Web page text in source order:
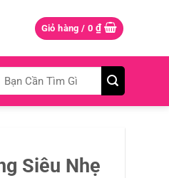
Giỏ hàng / 0 ₫
kiếm:
Siêu Nhẹ